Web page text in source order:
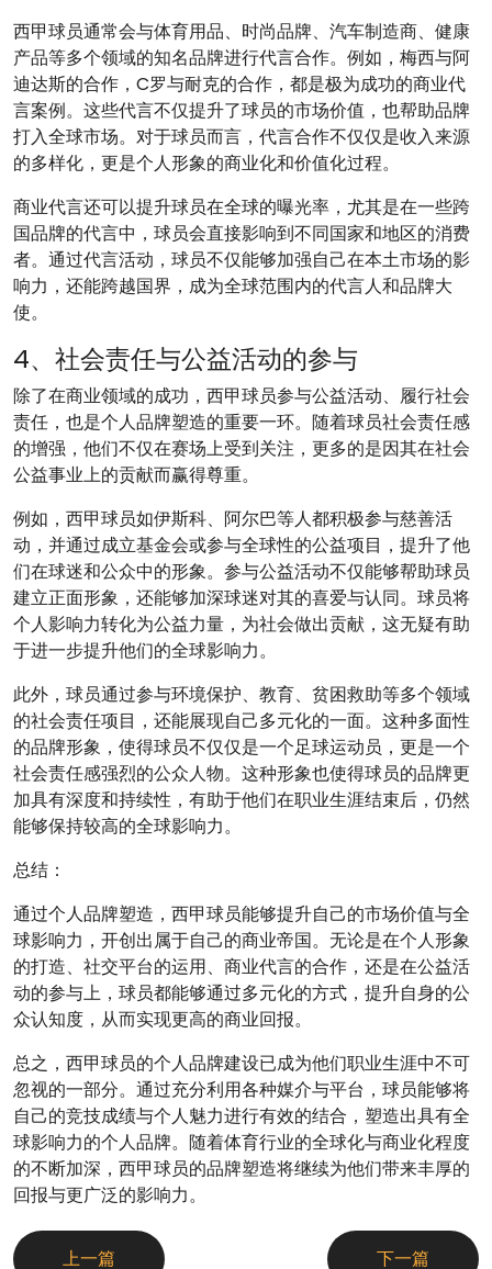
西甲球员通常会与体育用品、时尚品牌、汽车制造商、健康
产品等多个领域的知名品牌进行代言合作。例如，梅西与阿
迪达斯的合作，C罗与耐克的合作，都是极为成功的商业代
言案例。这些代言不仅提升了球员的市场价值，也帮助品牌
打入全球市场。对于球员而言，代言合作不仅仅是收入来源
的多样化，更是个人形象的商业化和价值化过程。
商业代言还可以提升球员在全球的曝光率，尤其是在一些跨
国品牌的代言中，球员会直接影响到不同国家和地区的消费
者。通过代言活动，球员不仅能够加强自己在本土市场的影
响力，还能跨越国界，成为全球范围内的代言人和品牌大
使。
4、社会责任与公益活动的参与
除了在商业领域的成功，西甲球员参与公益活动、履行社会
责任，也是个人品牌塑造的重要一环。随着球员社会责任感
的增强，他们不仅在赛场上受到关注，更多的是因其在社会
公益事业上的贡献而赢得尊重。
例如，西甲球员如伊斯科、阿尔巴等人都积极参与慈善活
动，并通过成立基金会或参与全球性的公益项目，提升了他
们在球迷和公众中的形象。参与公益活动不仅能够帮助球员
建立正面形象，还能够加深球迷对其的喜爱与认同。球员将
个人影响力转化为公益力量，为社会做出贡献，这无疑有助
于进一步提升他们的全球影响力。
此外，球员通过参与环境保护、教育、贫困救助等多个领域
的社会责任项目，还能展现自己多元化的一面。这种多面性
的品牌形象，使得球员不仅仅是一个足球运动员，更是一个
社会责任感强烈的公众人物。这种形象也使得球员的品牌更
加具有深度和持续性，有助于他们在职业生涯结束后，仍然
能够保持较高的全球影响力。
总结：
通过个人品牌塑造，西甲球员能够提升自己的市场价值与全
球影响力，开创出属于自己的商业帝国。无论是在个人形象
的打造、社交平台的运用、商业代言的合作，还是在公益活
动的参与上，球员都能够通过多元化的方式，提升自身的公
众认知度，从而实现更高的商业回报。
总之，西甲球员的个人品牌建设已成为他们职业生涯中不可
忽视的一部分。通过充分利用各种媒介与平台，球员能够将
自己的竞技成绩与个人魅力进行有效的结合，塑造出具有全
球影响力的个人品牌。随着体育行业的全球化与商业化程度
的不断加深，西甲球员的品牌塑造将继续为他们带来丰厚的
回报与更广泛的影响力。
上一篇 下一篇